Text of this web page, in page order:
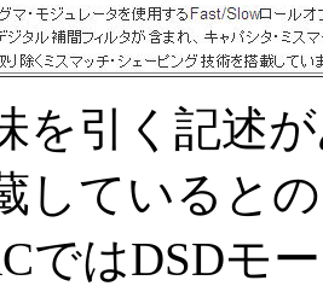
を引く記述
していると
ではDSDモ